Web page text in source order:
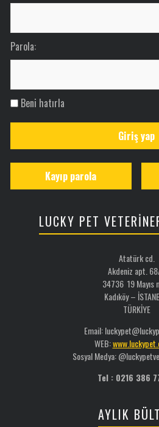
Parola:
Beni hatırla
Giriş yap
Kayıp parola
LUCKY PET
Atatürk cd.
Akdeniz apt.
34736 19 Mayıs
Kadıköy –
TÜRKİYE
Email:
WEB:
Sosyal Medya:
Tel : 0216 386
AYLIK